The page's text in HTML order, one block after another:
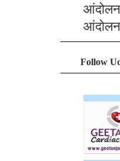
आंदोलन
Follow